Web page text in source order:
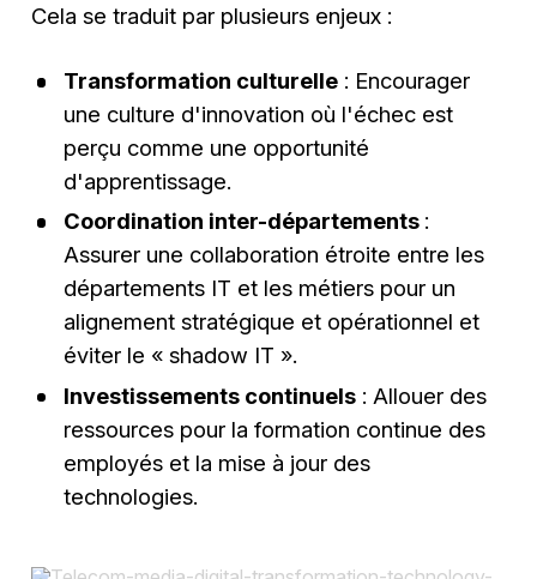
Cela se traduit par plusieurs enjeux :
Transformation culturelle: Encourager
une culture d'innovation où l'échec est
perçu comme une opportunité
d'apprentissage.
Coordination inter-départements :
Assurer une collaboration étroite entre les
départements IT et les métiers pour un
alignement stratégique et opérationnel et
éviter le « shadow IT ».
Investissements continuels: Allouer des
ressources pour la formation continue des
employés et la mise à jour des
technologies.